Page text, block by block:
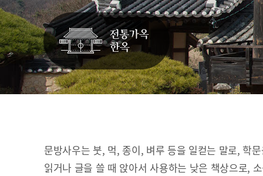
문방사우는 붓, 먹, 종이, 벼루 등을 일컫는 말로, 학
읽거나 글을 쓸 때 앉아서 사용하는 낮은 책상으로,